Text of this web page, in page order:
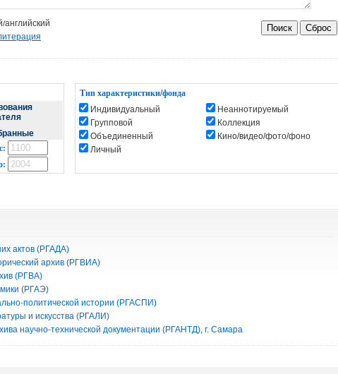
английский
с:
Тип характеристики/фонда
Индивидуальный
Групповой
Объединенный
Личный
Неаннотируемый
Коллекция
Кино/видео/фото/фоно
актов (РГАДА)
архив (РГВИА)
(РГВА)
(РГАЭ)
политической истории (РГАСПИ)
и искусства (РГАЛИ)
научно-технической документации (РГАНТД), г. Самара